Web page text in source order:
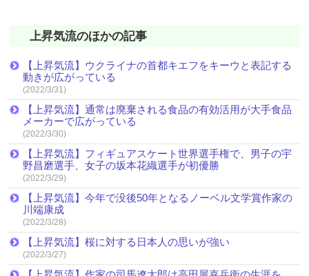
上昇気流のほかの記事
【上昇気流】ウクライナの首都キエフをキーウと表記する
動きが広がっている
(2022/3/31)
【上昇気流】通常は廃棄される食品の有効活用が大手食品
メーカーで広がっている
(2022/3/30)
【上昇気流】フィギュアスケート世界選手権で、男子の宇
野昌磨選手、女子の坂本花織選手が初優勝
(2022/3/29)
【上昇気流】今年で没後50年となるノーベル文学賞作家の
川端康成
(2022/3/28)
【上昇気流】桜に対する日本人の思いが強い
(2022/3/27)